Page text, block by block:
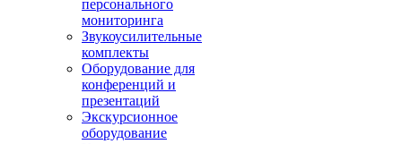
персонального
мониторинга
Звукоусилительные
комплекты
Оборудование для
конференций и
презентаций
Экскурсионное
оборудование